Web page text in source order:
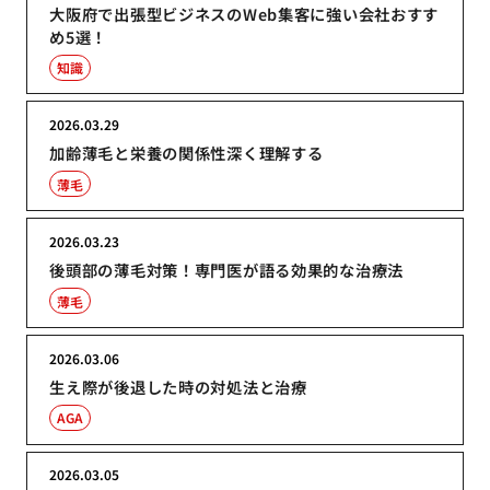
大阪府で出張型ビジネスのWeb集客に強い会社おすす
め5選！
知識
加齢薄毛と栄養の関係性深く理解する
2026.03.29
薄毛
後頭部の薄毛対策！専門医が語る効果的な治療法
2026.03.23
薄毛
生え際が後退した時の対処法と治療
2026.03.06
AGA
2026.03.05